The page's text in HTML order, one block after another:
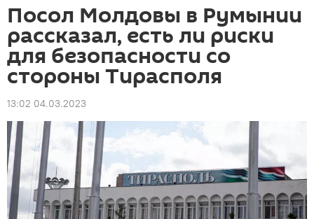
Посол Молдовы в Румынии
рассказал, есть ли риски
для безопасности со
стороны Тирасполя
13:02 04.03.2023